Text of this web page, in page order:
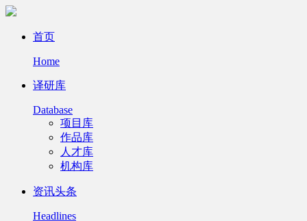
首页
Home
译研库
Database
项目库
作品库
人才库
机构库
资讯头条
Headlines